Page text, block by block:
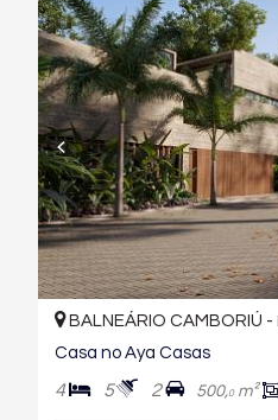
BALNEÁRIO CAMBORIÚ -
Casa no Aya Casas
4 5 2 500,0m²